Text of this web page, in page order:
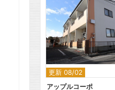
更新 08/02
2
アップルコーポ